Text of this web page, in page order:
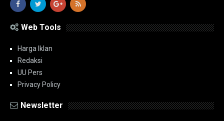
Web Tools
Harga Iklan
Redaksi
UU Pers
Privacy Policy
Newsletter